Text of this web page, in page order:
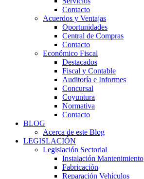
Contacto
Acuerdos y Ventajas
Oportunidades
Central de Compras
Contacto
Económico Fiscal
Destacados
Fiscal y Contable
Auditoría e Informes
Concursal
Coyuntura
Normativa
Contacto
BLOG
Acerca de este Blog
LEGISLACIÓN
Legislación Sectorial
Instalación Mantenimiento
Fabricación
Reparación Vehículos